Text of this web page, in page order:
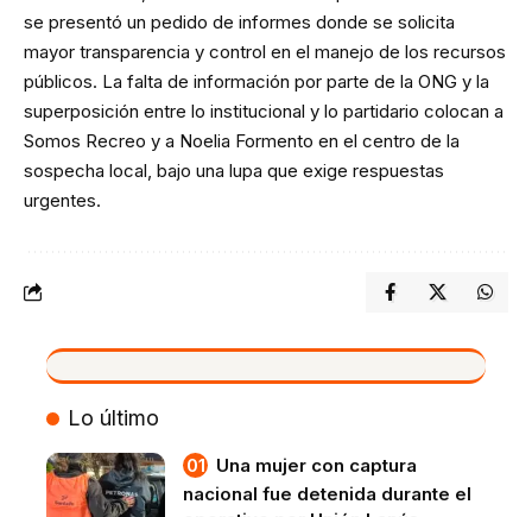
se presentó un pedido de informes donde se solicita
mayor transparencia y control en el manejo de los recursos
públicos. La falta de información por parte de la ONG y la
superposición entre lo institucional y lo partidario colocan a
Somos Recreo y a Noelia Formento en el centro de la
sospecha local, bajo una lupa que exige respuestas
urgentes.
VIVO
Lo último
Una mujer con captura
nacional fue detenida durante el